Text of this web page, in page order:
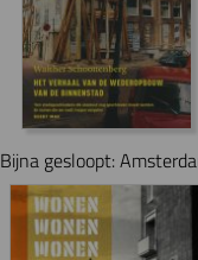
Bijna gesloopt: